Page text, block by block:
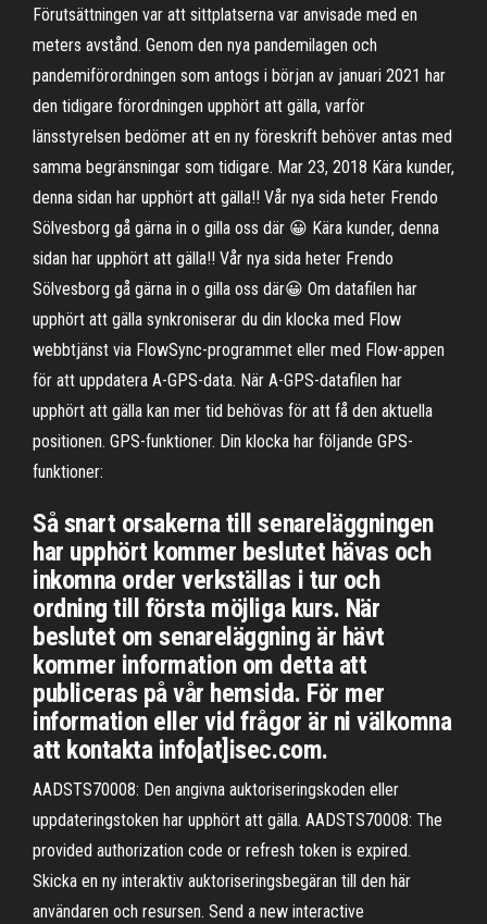
Förutsättningen var att sittplatserna var anvisade med en
meters avstånd. Genom den nya pandemilagen och
pandemiförordningen som antogs i början av januari 2021 har
den tidigare förordningen upphört att gälla, varför
länsstyrelsen bedömer att en ny föreskrift behöver antas med
samma begränsningar som tidigare. Mar 23, 2018 Kära kunder,
denna sidan har upphört att gälla!! Vår nya sida heter Frendo
Sölvesborg gå gärna in o gilla oss där 😀 Kära kunder, denna
sidan har upphört att gälla!! Vår nya sida heter Frendo
Sölvesborg gå gärna in o gilla oss där😀 Om datafilen har
upphört att gälla synkroniserar du din klocka med Flow
webbtjänst via FlowSync-programmet eller med Flow-appen
för att uppdatera A-GPS-data. När A-GPS-datafilen har
upphört att gälla kan mer tid behövas för att få den aktuella
positionen. GPS-funktioner. Din klocka har följande GPS-
funktioner:
Så snart orsakerna till senareläggningen
har upphört kommer beslutet hävas och
inkomna order verkställas i tur och
ordning till första möjliga kurs. När
beslutet om senareläggning är hävt
kommer information om detta att
publiceras på vår hemsida. För mer
information eller vid frågor är ni välkomna
att kontakta info[at]isec.com.
AADSTS70008: Den angivna auktoriseringskoden eller
uppdateringstoken har upphört att gälla. AADSTS70008: The
provided authorization code or refresh token is expired.
Skicka en ny interaktiv auktoriseringsbegäran till den här
användaren och resursen. Send a new interactive